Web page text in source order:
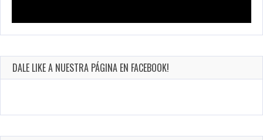
DALE LIKE A NUESTRA PÁGINA EN FACEBOOK!